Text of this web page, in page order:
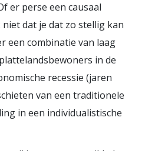
er perse een causaal
dat je dat zo stellig kan
een combinatie van laag
in de
recessie (jaren
van een traditionele
in een individualistische